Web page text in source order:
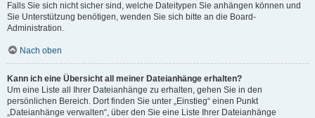
Falls Sie sich nicht sicher sind, welche Dateitypen Sie anhängen können und
Sie Unterstützung benötigen, wenden Sie sich bitte an die Board-
Administration.
Nach oben
Kann ich eine Übersicht all meiner Dateianhänge erhalten?
Um eine Liste all Ihrer Dateianhänge zu erhalten, gehen Sie in den
persönlichen Bereich. Dort finden Sie unter „Einstieg“ einen Punkt
„Dateianhänge verwalten“, über den Sie eine Liste Ihrer Dateianhänge